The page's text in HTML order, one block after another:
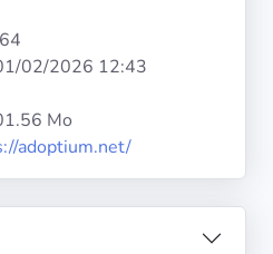
02/2026 12:43
Mo
adoptium.net/